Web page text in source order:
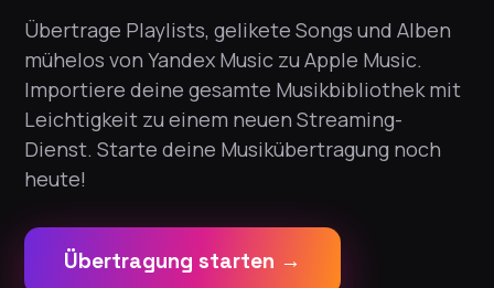
Übertrage Playlists, gelikete Songs und Alben
mühelos von Yandex Music zu Apple Music.
Importiere deine gesamte Musikbibliothek mit
Leichtigkeit zu einem neuen Streaming-
Dienst. Starte deine Musikübertragung noch
heute!
Übertragung starten →